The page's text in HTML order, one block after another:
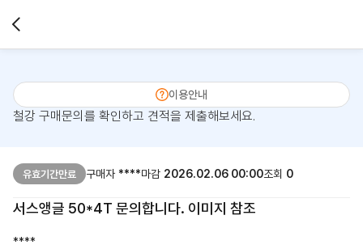
이용안내
철강 구매문의를 확인하고 견적을 제출해보세요.
유효기간만료 구매자 ****마감 2026.02.06 00:00조회 0
서스앵글 50*4T 문의합니다. 이미지 참조
****